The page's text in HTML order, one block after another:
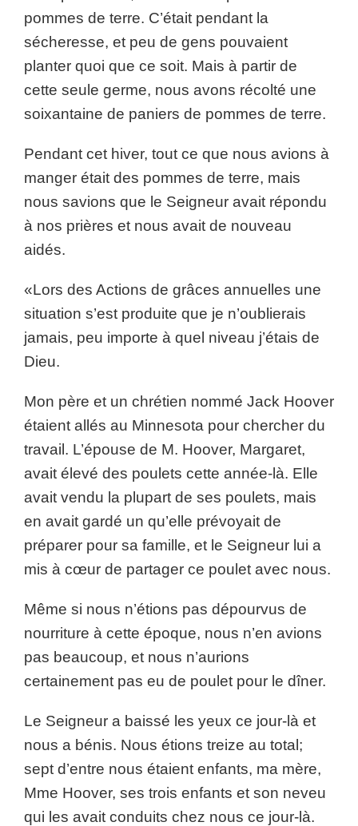
pommes de terre. C’était pendant la
sécheresse, et peu de gens pouvaient
planter quoi que ce soit. Mais à partir de
cette seule germe, nous avons récolté une
soixantaine de paniers de pommes de terre.
Pendant cet hiver, tout ce que nous avions à
manger était des pommes de terre, mais
nous savions que le Seigneur avait répondu
à nos prières et nous avait de nouveau
aidés.
«Lors des Actions de grâces annuelles une
situation s’est produite que je n’oublierais
jamais, peu importe à quel niveau j’étais de
Dieu.
Mon père et un chrétien nommé Jack Hoover
étaient allés au Minnesota pour chercher du
travail. L’épouse de M. Hoover, Margaret,
avait élevé des poulets cette année-là. Elle
avait vendu la plupart de ses poulets, mais
en avait gardé un qu’elle prévoyait de
préparer pour sa famille, et le Seigneur lui a
mis à cœur de partager ce poulet avec nous.
Même si nous n’étions pas dépourvus de
nourriture à cette époque, nous n’en avions
pas beaucoup, et nous n’aurions
certainement pas eu de poulet pour le dîner.
Le Seigneur a baissé les yeux ce jour-là et
nous a bénis. Nous étions treize au total;
sept d’entre nous étaient enfants, ma mère,
Mme Hoover, ses trois enfants et son neveu
qui les avait conduits chez nous ce jour-là.